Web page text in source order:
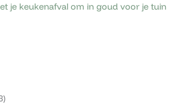
je keukenafval om in goud voor je tuin